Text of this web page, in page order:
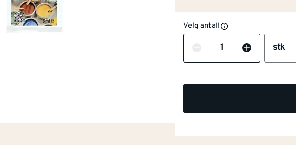
Velg antall
Antall stk